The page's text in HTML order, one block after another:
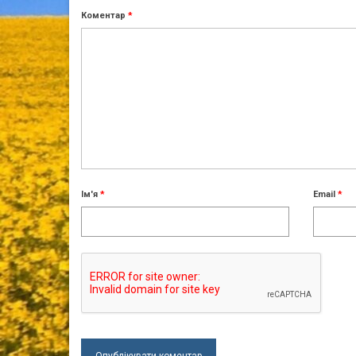
Коментар *
Ім'я * Email*